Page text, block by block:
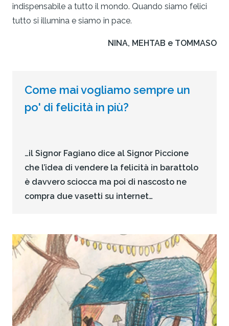
indispensabile a tutto il mondo. Quando siamo felici
tutto si illumina e siamo in pace.
NINA, MEHTAB e TOMMASO
Come mai vogliamo sempre un
po' di felicità in più?
…il Signor Fagiano dice al Signor Piccione
che l’idea di vendere la felicità in barattolo
è davvero sciocca ma poi di nascosto ne
compra due vasetti su internet…